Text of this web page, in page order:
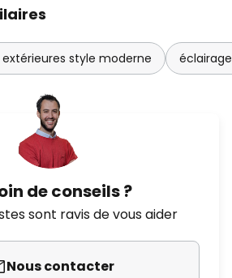
style moderne
de conseils ?
sont ravis de vous aider
Nous contacter